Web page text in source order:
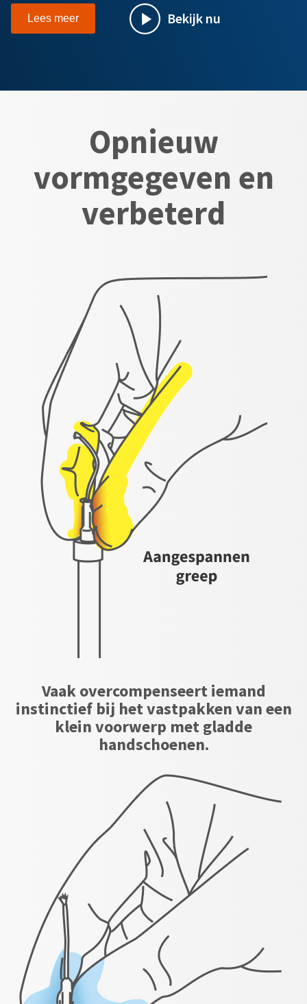
Lees meer Bekijk nu
Opnieuw
vormgegeven en
verbeterd
Vaak overcompenseert iemand
instinctief bij het vastpakken van een
klein voorwerp met gladde
handschoenen.